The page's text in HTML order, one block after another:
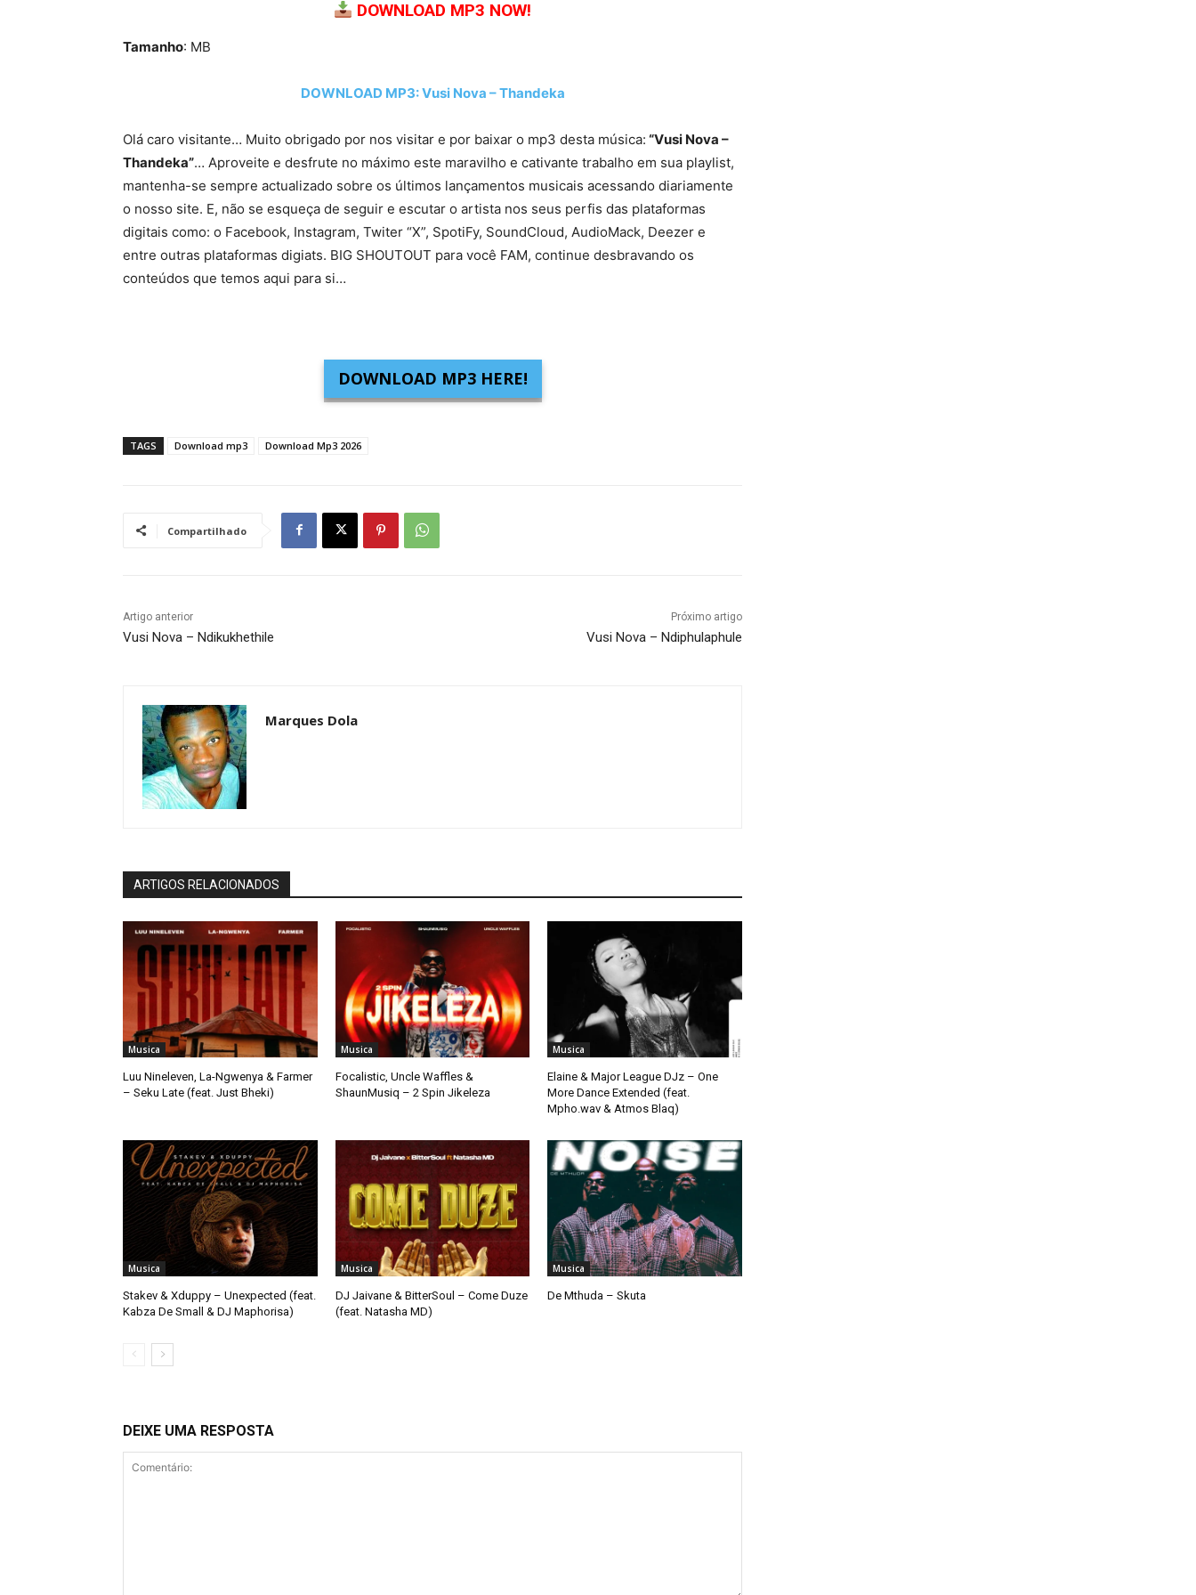
DOWNLOAD MP3 NOW!
Tamanho: MB
DOWNLOAD MP3: Vusi Nova – Thandeka
Olá caro visitante… Muito obrigado por nos visitar e por baixar o mp3 desta música: “Vusi Nova –
Thandeka”… Aproveite e desfrute no máximo este maravilho e cativante trabalho em sua playlist,
mantenha-se sempre actualizado sobre os últimos lançamentos musicais acessando diariamente
o nosso site. E, não se esqueça de seguir e escutar o artista nos seus perfis das plataformas
digitais como: o Facebook, Instagram, Twiter “X”, SpotiFy, SoundCloud, AudioMack, Deezer e
entre outras plataformas digiats. BIG SHOUTOUT para você FAM, continue desbravando os
conteúdos que temos aqui para si…
DOWNLOAD MP3 HERE!
TAGS Download mp3 Download Mp3 2026
Compartilhado
Artigo anterior
Vusi Nova – Ndikukhethile
Próximo artigo
Vusi Nova – Ndiphulaphule
Marques Dola
ARTIGOS RELACIONADOS
Musica
Luu Nineleven, La-Ngwenya & Farmer
– Seku Late (feat. Just Bheki)
Musica
Focalistic, Uncle Waffles &
ShaunMusiq – 2 Spin Jikeleza
Musica
Elaine & Major League DJz – One
More Dance Extended (feat.
Mpho.wav & Atmos Blaq)
Musica
Stakev & Xduppy – Unexpected (feat.
Kabza De Small & DJ Maphorisa)
Musica
DJ Jaivane & BitterSoul – Come Duze
(feat. Natasha MD)
Musica
De Mthuda – Skuta
DEIXE UMA RESPOSTA